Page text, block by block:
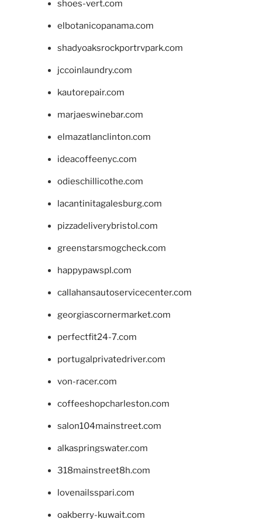
shoes-vert.com
elbotanicopanama.com
shadyoaksrockportrvpark.com
jccoinlaundry.com
kautorepair.com
marjaeswinebar.com
elmazatlanclinton.com
ideacoffeenyc.com
odieschillicothe.com
lacantinitagalesburg.com
pizzadeliverybristol.com
greenstarsmogcheck.com
happypawspl.com
callahansautoservicecenter.com
georgiascornermarket.com
perfectfit24-7.com
portugalprivatedriver.com
von-racer.com
coffeeshopcharleston.com
salon104mainstreet.com
alkaspringswater.com
318mainstreet8h.com
lovenailsspari.com
oakberry-kuwait.com